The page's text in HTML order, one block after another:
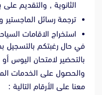
الثانوية , والتقديم على
ترجمة رسائل الماجستير
استخراج الاقامات
في حال رغبتكم بالتسجيل
بالتحضير لامتحان اليوس
والحصول على الخدمات
معنا على الأرقام التالية :